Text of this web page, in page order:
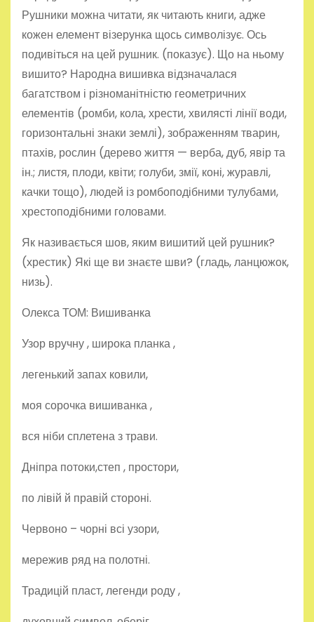
Рушники можна читати, як читають книги, адже
кожен елемент візерунка щось символізує. Ось
подивіться на цей рушник. (показує). Що на ньому
вишито? Народна вишивка відзначалася
багатством і різноманітністю геометричних
елементів (ромби, кола, хрести, хвилясті лінії води,
горизонтальні знаки землі), зображенням тварин,
птахів, рослин (дерево життя — верба, дуб, явір та
ін.; листя, плоди, квіти; голуби, змії, коні, журавлі,
качки тощо), людей із ромбоподібними тулубами,
хрестоподібними головами.
Як називається шов, яким вишитий цей рушник?
(хрестик) Які ще ви знаєте шви? (гладь, ланцюжок,
низь).
Олекса ТОМ: Вишиванка
Узор вручну , широка планка ,
легенький запах ковили,
моя сорочка вишиванка ,
вся ніби сплетена з трави.
Дніпра потоки,степ , простори,
по лівій й правій стороні.
Червоно – чорні всі узори,
мережив ряд на полотні.
Традицій пласт, легенди роду ,